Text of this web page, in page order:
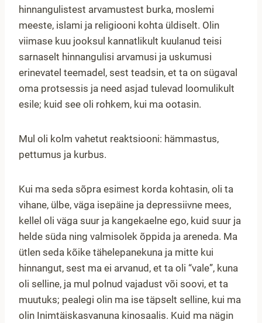
hinnangulistest arvamustest burka, moslemi
meeste, islami ja religiooni kohta üldiselt. Olin
viimase kuu jooksul kannatlikult kuulanud teisi
sarnaselt hinnangulisi arvamusi ja uskumusi
erinevatel teemadel, sest teadsin, et ta on sügaval
oma protsessis ja need asjad tulevad loomulikult
esile; kuid see oli rohkem, kui ma ootasin.
Mul oli kolm vahetut reaktsiooni: hämmastus,
pettumus ja kurbus.
Kui ma seda sõpra esimest korda kohtasin, oli ta
vihane, ülbe, väga isepäine ja depressiivne mees,
kellel oli väga suur ja kangekaelne ego, kuid suur ja
helde süda ning valmisolek õppida ja areneda. Ma
ütlen seda kõike tähelepanekuna ja mitte kui
hinnangut, sest ma ei arvanud, et ta oli “vale”, kuna
oli selline, ja mul polnud vajadust või soovi, et ta
muutuks; pealegi olin ma ise täpselt selline, kui ma
olin Inimtäiskasvanuna kinosaalis. Kuid ma nägin